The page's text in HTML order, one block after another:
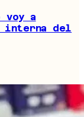
a
interna del